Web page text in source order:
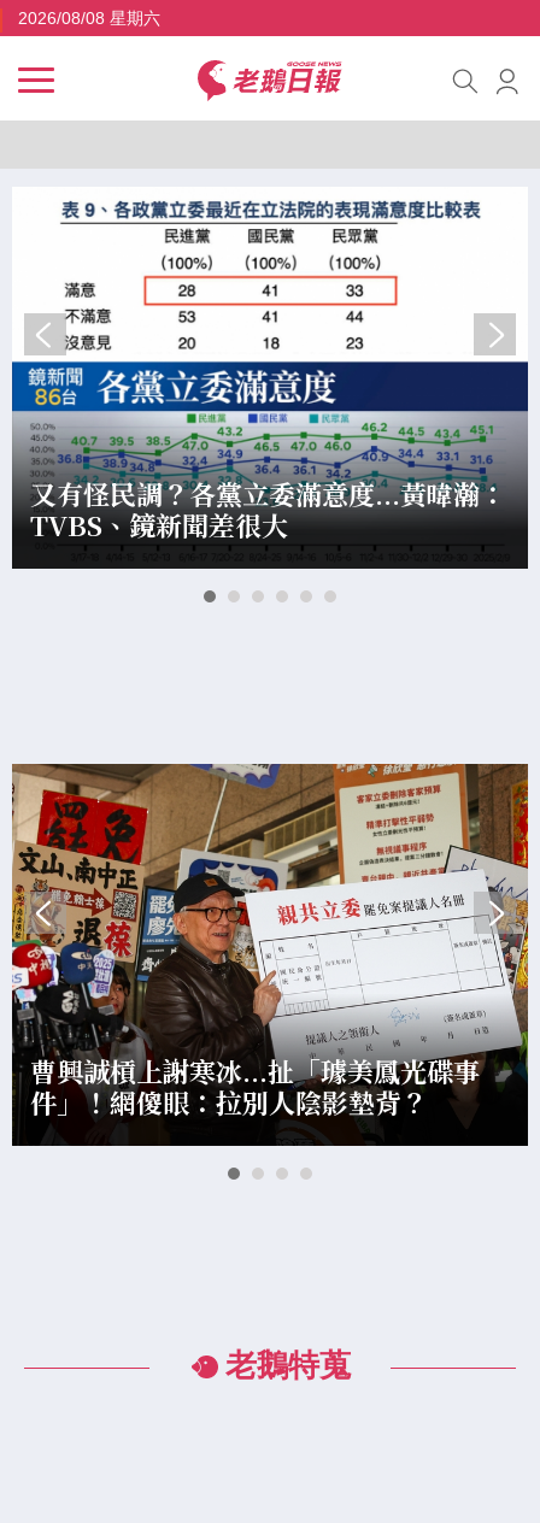
2026/08/08 星期六
又有怪民調？各黨立委滿意度...黃暐瀚：
TVBS、鏡新聞差很大
曹興誠槓上謝寒冰...扯「璩美鳳光碟事
件」！網傻眼：拉別人陰影墊背？
老鵝特蒐